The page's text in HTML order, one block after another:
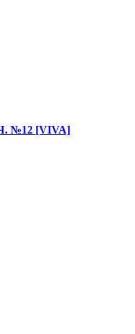
№12 [VIVA]